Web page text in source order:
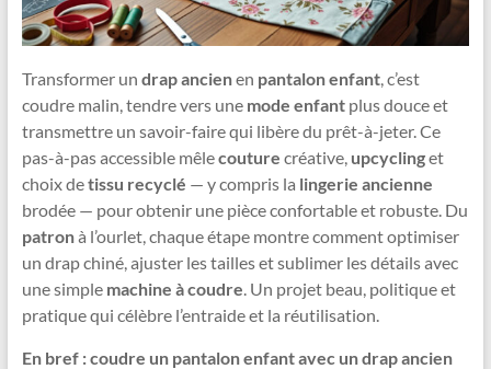
Transformer un drap ancienen pantalon enfant, c’est
coudre malin, tendre vers une mode enfantplus douce et
transmettre un savoir-faire qui libère du prêt-à-jeter. Ce
pas-à-pas accessible mêlecouture créative, upcyclinget
choix detissu recyclé — y compris la lingerie ancienne
brodée — pour obtenir une pièce confortable et robuste. Du
patronà l’ourlet, chaque étape montre comment optimiser
un drap chiné, ajuster les tailles et sublimer les détails avec
une simple machine à coudre. Un projet beau, politique et
pratique qui célèbre l’entraide et la réutilisation.
En bref : coudre un pantalon enfant avec un drap ancien